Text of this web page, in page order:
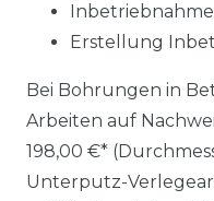
Erstellung
Bei Bohrungen in
Arbeiten auf
198,00 €*
Unterputz-